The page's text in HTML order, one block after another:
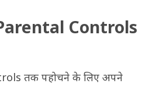
Controls
तक पहोचने के लिए अपने